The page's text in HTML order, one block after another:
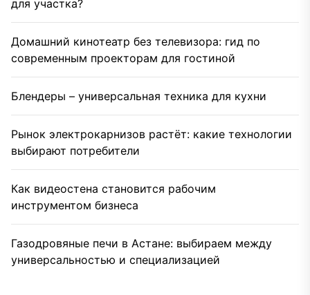
для участка?
Домашний кинотеатр без телевизора: гид по
современным проекторам для гостиной
Блендеры – универсальная техника для кухни
Рынок электрокарнизов растёт: какие технологии
выбирают потребители
Как видеостена становится рабочим
инструментом бизнеса
Газодровяные печи в Астане: выбираем между
универсальностью и специализацией